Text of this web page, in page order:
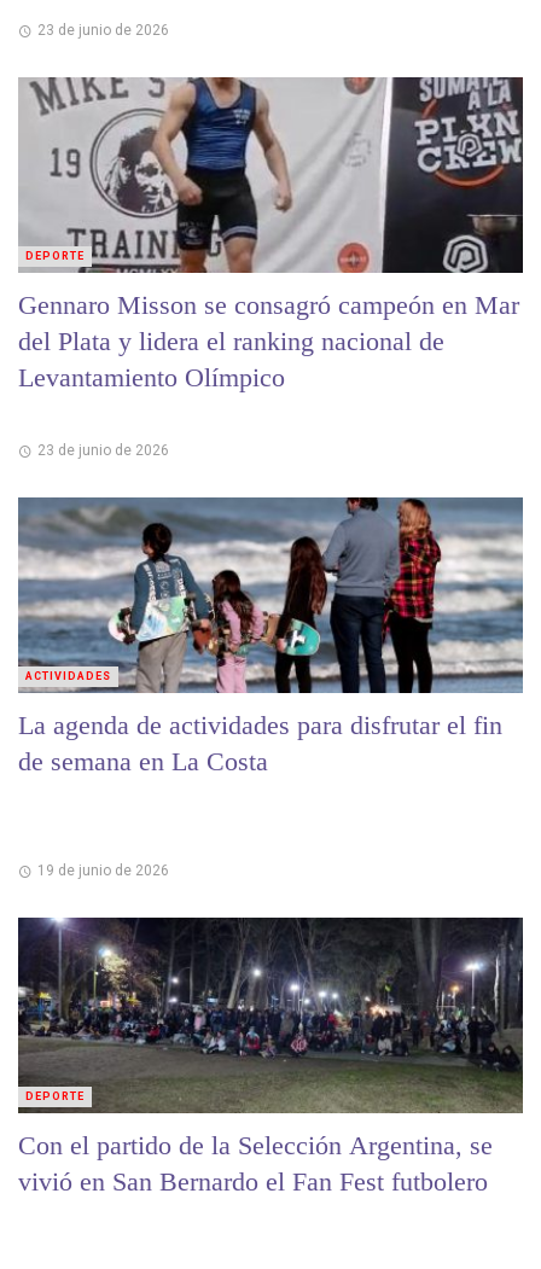
23 de junio de 2026
Gennaro Misson se consagró campeón en Mar
del Plata y lidera el ranking nacional de
Levantamiento Olímpico
23 de junio de 2026
DEPORTE
La agenda de actividades para disfrutar el fin
de semana en La Costa
19 de junio de 2026
ACTIVIDADES
Con el partido de la Selección Argentina, se
vivió en San Bernardo el Fan Fest futbolero
DEPORTE